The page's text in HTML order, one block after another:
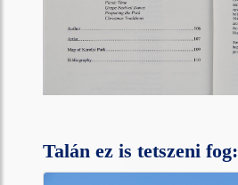
Talán ez is tetszeni fog: